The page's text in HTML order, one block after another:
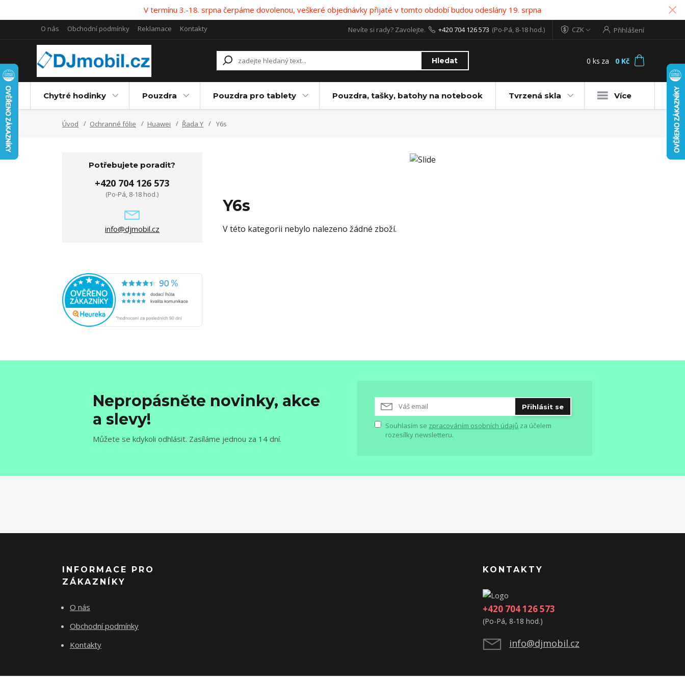
V termínu 3.-18. srpna čerpáme dovolenou, veškeré objednávky přijaté v tomto období budou odeslány 19. srpna
O nás Obchodní podmínky Reklamace Kontakty CZK Přihlášení
Hledat
Nevíte si rady? Zavolejte. +420 704 126 573 (Po-Pá, 8-18 hod.)
0 ks za 0 Kč
Chytré hodinky Pouzdra Pouzdra pro tablety Pouzdra, tašky, batohy na notebook Tvrzená skla Více
Úvod Ochranné fólie Huawei Řada Y Y6s
Y6s
V této kategorii nebylo nalezeno žádné zboží.
Potřebujete poradit?
+420 704 126 573
(Po-Pá, 8-18 hod.)
info@djmobil.cz
Nepropásněte novinky, akce
a slevy!
Můžete se kdykoli odhlásit. Zasíláme jednou za 14 dní.
Přihlásit se
Souhlasím se zpracováním osobních údajů za účelem
rozesílky newsletteru.
INFORMACE PRO
ZÁKAZNÍKY
O nás
Obchodní podmínky
Kontakty
KONTAKTY
+420 704 126 573
(Po-Pá, 8-18 hod.)
info@djmobil.cz